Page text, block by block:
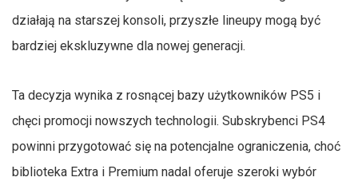
działają na starszej konsoli, przyszłe lineupy mogą być
bardziej ekskluzywne dla nowej generacji.
Ta decyzja wynika z rosnącej bazy użytkowników PS5 i
chęci promocji nowszych technologii. Subskrybenci PS4
powinni przygotować się na potencjalne ograniczenia, choć
biblioteka Extra i Premium nadal oferuje szeroki wybór